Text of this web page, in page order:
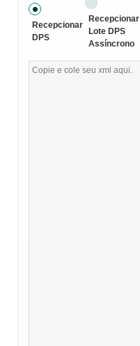
Recepcionar
DPS
Recepcionar
Lote DPS
Assíncrono